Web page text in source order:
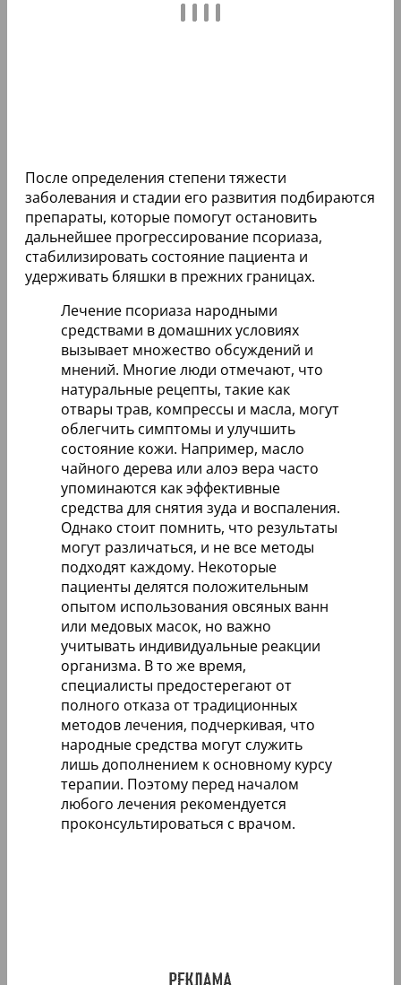
После определения степени тяжести
заболевания и стадии его развития подбираются
препараты, которые помогут остановить
дальнейшее прогрессирование псориаза,
стабилизировать состояние пациента и
удерживать бляшки в прежних границах.
Лечение псориаза народными
средствами в домашних условиях
вызывает множество обсуждений и
мнений. Многие люди отмечают, что
натуральные рецепты, такие как
отвары трав, компрессы и масла, могут
облегчить симптомы и улучшить
состояние кожи. Например, масло
чайного дерева или алоэ вера часто
упоминаются как эффективные
средства для снятия зуда и воспаления.
Однако стоит помнить, что результаты
могут различаться, и не все методы
подходят каждому. Некоторые
пациенты делятся положительным
опытом использования овсяных ванн
или медовых масок, но важно
учитывать индивидуальные реакции
организма. В то же время,
специалисты предостерегают от
полного отказа от традиционных
методов лечения, подчеркивая, что
народные средства могут служить
лишь дополнением к основному курсу
терапии. Поэтому перед началом
любого лечения рекомендуется
проконсультироваться с врачом.